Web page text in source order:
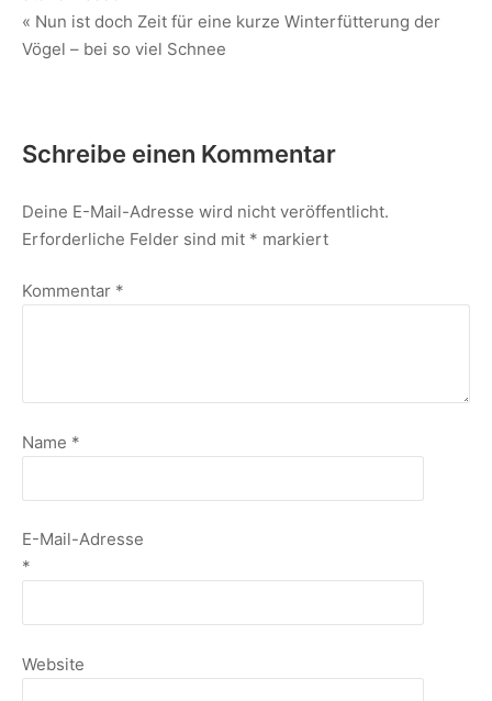
« Nun ist doch Zeit für eine kurze Winterfütterung der
Vögel – bei so viel Schnee
Schreibe einen Kommentar
Deine E-Mail-Adresse wird nicht veröffentlicht.
Erforderliche Felder sind mit * markiert
Kommentar *
Name *
E-Mail-Adresse
*
Website